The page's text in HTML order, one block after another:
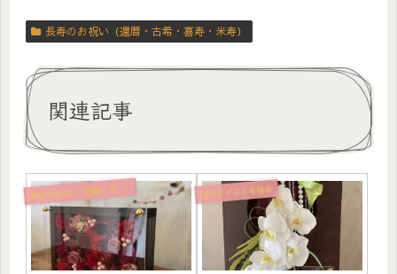
長寿のお祝い（還暦・古希・喜寿・米寿）
関連記事
長寿のお祝い（還暦・古希・喜寿・米寿） 和のテイストを贈る